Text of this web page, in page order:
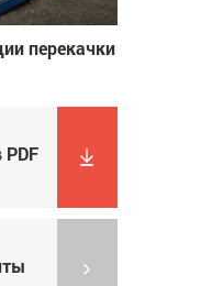
перекачки